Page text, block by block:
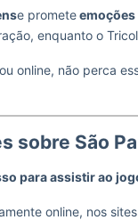
e promete
enquanto o
online, não perca
sobre São
para assistir ao
online, nos